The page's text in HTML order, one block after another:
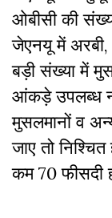
ओबीसी की
जेएनयू में अरबी,
बड़ी संख्या में
आंकड़े उपलब्ध
मुसलमानों व
जाए तो
कम 70 फीसदी